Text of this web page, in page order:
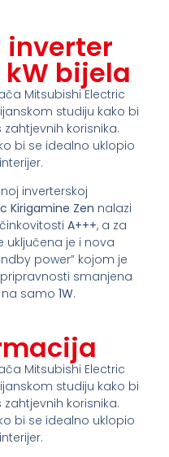
inverter
kW bijela
Mitsubishi Electric
studiju kako bi
korisnika.
bi se idealno uklopio
inverterskoj
Kirigamine Zen nalazi
A+++, a za
uključena je i nova
power” kojom je
smanjena
samo 1W.
Mitsubishi Electric
studiju kako bi
korisnika.
bi se idealno uklopio